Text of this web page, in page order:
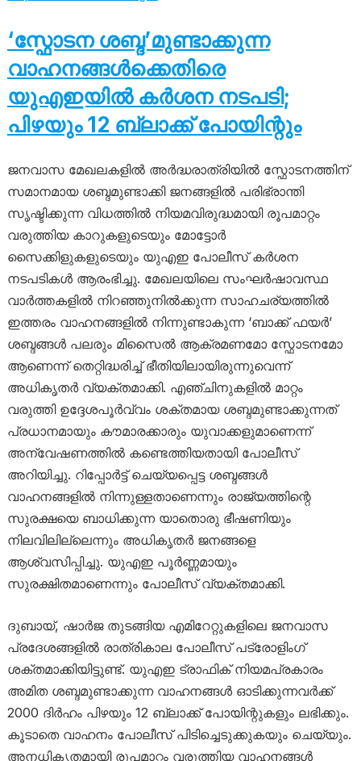
‘സ്ഫോടന ശബ്ദ’മുണ്ടാക്കുന്ന
വാഹനങ്ങൾക്കെതിരെ
യുഎഇയിൽ കർശന നടപടി;
പിഴയും 12 ബ്ലാക്ക് പോയിന്റും
ജനവാസ മേഖലകളിൽ അർദ്ധരാത്രിയിൽ സ്ഫോടനത്തിന്
സമാനമായ ശബ്ദമുണ്ടാക്കി ജനങ്ങളിൽ പരിഭ്രാന്തി
സൃഷ്ടിക്കുന്ന വിധത്തിൽ നിയമവിരുദ്ധമായി രൂപമാറ്റം
വരുത്തിയ കാറുകളുടെയും മോട്ടോർ
സൈക്കിളുകളുടെയും യുഎഇ പോലീസ് കർശന
നടപടികൾ ആരംഭിച്ചു. മേഖലയിലെ സംഘർഷാവസ്ഥ
വാർത്തകളിൽ നിറഞ്ഞുനിൽക്കുന്ന സാഹചര്യത്തിൽ
ഇത്തരം വാഹനങ്ങളിൽ നിന്നുണ്ടാകുന്ന ‘ബാക്ക് ഫയർ’
ശബ്ദങ്ങൾ പലരും മിസൈൽ ആക്രമണമോ സ്ഫോടനമോ
ആണെന്ന് തെറ്റിദ്ധരിച്ച് ഭീതിയിലായിരുന്നുവെന്ന്
അധികൃതർ വ്യക്തമാക്കി. എഞ്ചിനുകളിൽ മാറ്റം
വരുത്തി ഉദ്ദേശപൂർവ്വം ശക്തമായ ശബ്ദമുണ്ടാക്കുന്നത്
പ്രധാനമായും കൗമാരക്കാരും യുവാക്കളുമാണെന്ന്
അന്വേഷണത്തിൽ കണ്ടെത്തിയതായി പോലീസ്
അറിയിച്ചു. റിപ്പോർട്ട് ചെയ്യപ്പെട്ട ശബ്ദങ്ങൾ
വാഹനങ്ങളിൽ നിന്നുള്ളതാണെന്നും രാജ്യത്തിന്റെ
സുരക്ഷയെ ബാധിക്കുന്ന യാതൊരു ഭീഷണിയും
നിലവിലില്ലെന്നും അധികൃതർ ജനങ്ങളെ
ആശ്വസിപ്പിച്ചു. യുഎഇ പൂർണ്ണമായും
സുരക്ഷിതമാണെന്നും പോലീസ് വ്യക്തമാക്കി.
ദുബായ്, ഷാർജ തുടങ്ങിയ എമിറേറ്റുകളിലെ ജനവാസ
പ്രദേശങ്ങളിൽ രാത്രികാല പോലീസ് പട്രോളിംഗ്
ശക്തമാക്കിയിട്ടുണ്ട്. യുഎഇ ട്രാഫിക് നിയമപ്രകാരം
അമിത ശബ്ദമുണ്ടാക്കുന്ന വാഹനങ്ങൾ ഓടിക്കുന്നവർക്ക്
2000 ദിർഹം പിഴയും 12 ബ്ലാക്ക് പോയിന്റുകളും ലഭിക്കും.
കൂടാതെ വാഹനം പോലീസ് പിടിച്ചെടുക്കുകയും ചെയ്യും.
അനധികൃതമായി രൂപമാറ്റം വരുത്തിയ വാഹനങ്ങൾ